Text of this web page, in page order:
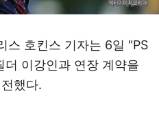
스 호킨스 기자는 6일 "PS
더 이강인과 연장 계약을
했다.